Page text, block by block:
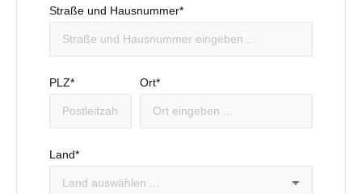
Straße und Hausnummer*
PLZ* Ort*
Land*